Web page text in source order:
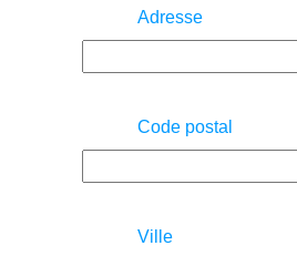
Adresse
Code postal
Ville